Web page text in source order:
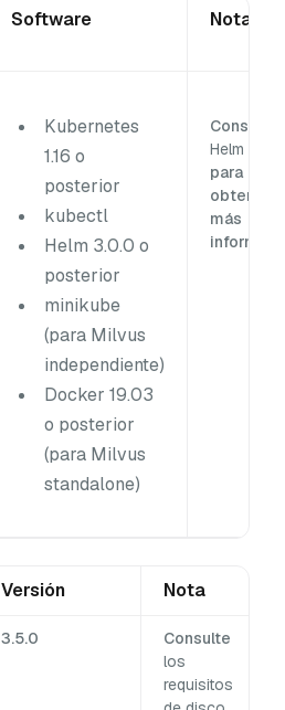
Software Nota
Kubernetes
1.16 o
posterior
kubectl
Helm 3.0.0 o
posterior
minikube
(para Milvus
independiente)
Docker 19.03
o posterior
(para Milvus
standalone)
Consulte
Helm
para
obtener
más
Versión Nota
3.5.0
Consulte
los
requisitos